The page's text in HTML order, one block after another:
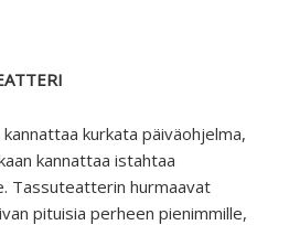
kurkata päiväohjelma,
kannattaa istahtaa
Tassuteatterin hurmaavat
pituisia perheen pienimmille,